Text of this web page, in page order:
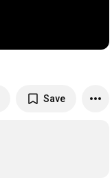
Save